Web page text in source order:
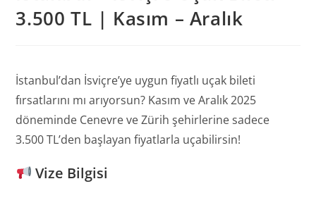
3.500 TL | Kasım – Aralık
İstanbul’dan İsviçre’ye uygun fiyatlı uçak bileti
fırsatlarını mı arıyorsun? Kasım ve Aralık 2025
döneminde Cenevre ve Zürih şehirlerine sadece
3.500 TL’den başlayan fiyatlarla uçabilirsin!
Vize Bilgisi